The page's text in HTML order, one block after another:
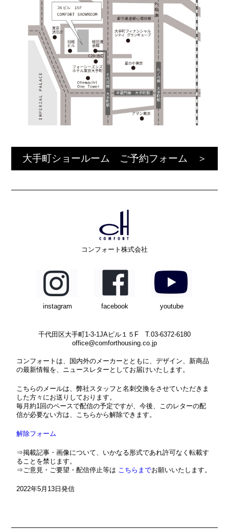
大手町ショールーム ご予約フォーム ＞
コンフォート株式会社
instagram facebook youtube
千代田区大手町1-3-1JAビル１５F T.03-6372-6180
office@comforthousing.co.jp
コンフォートは、国内外のメーカーとともに、デザイン、新商品
の最新情報を、ニュースレターとしてお届けいたします。
こちらのメールは、弊社スタッフと名刺交換をさせていただきま
した方々にお送りしております。
毎月約1回のペースで配信の予定ですが、今後、このレターの配
信が必要ない方は、こちらから解除できます。
解除フォーム
⇒掲載記事・画像について、いかなる形式であれ許可なく転載す
ることを禁じます。
⇒ご意見・ご要望・配信停止等は こちらまでお願いいたします。
2022年5月13日発信